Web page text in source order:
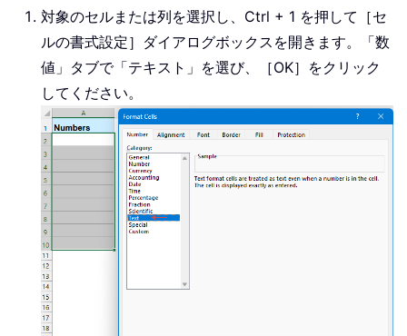
対象のセルまたは列を選択し、Ctrl + 1 を押して［セ
ルの書式設定］ダイアログボックスを開きます。「数
値」タブで「テキスト」を選び、［OK］をクリック
してください。